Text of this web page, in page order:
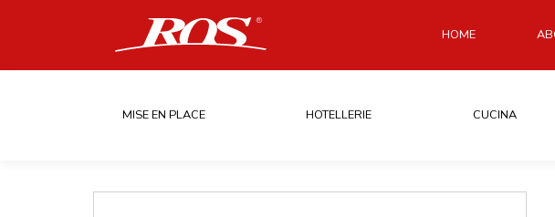
HOME
MISE EN PLACE HOTELLERIE CUCINA